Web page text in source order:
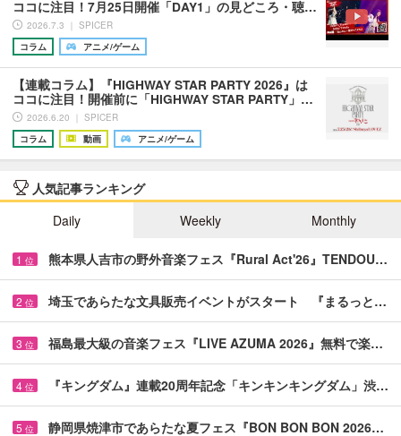
ココに注目！7月25日開催「DAY1」の見どころ・聴…
2026.7.3 ｜ SPICER
コラム
アニメ/ゲーム
【連載コラム】『HIGHWAY STAR PARTY 2026』は
ココに注目！開催前に「HIGHWAY STAR PARTY」…
2026.6.20 ｜ SPICER
コラム
動画 アニメ/ゲーム
人気記事ランキング
Daily
Weekly Monthly
1 位 熊本県人吉市の野外音楽フェス『Rural Act'26』TENDOU…
2 位 埼玉であらたな文具販売イベントがスタート 『まるっと…
3 位 福島最大級の音楽フェス『LIVE AZUMA 2026』無料で楽…
4 位 『キングダム』連載20周年記念「キンキンキングダム」渋…
5 位 静岡県焼津市であらたな夏フェス『BON BON BON 2026…